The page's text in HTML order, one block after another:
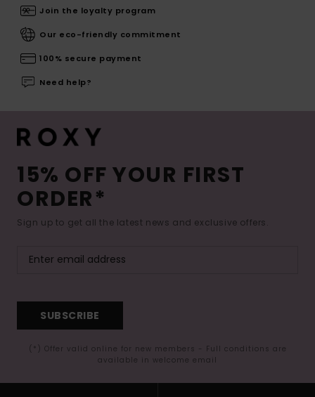
Join the loyalty program
Our eco-friendly commitment
100% secure payment
Need help?
15% OFF YOUR FIRST
ORDER*
Sign up to get all the latest news and exclusive offers.
SUBSCRIBE
(*) Offer valid online for new members - Full conditions are
available in welcome email